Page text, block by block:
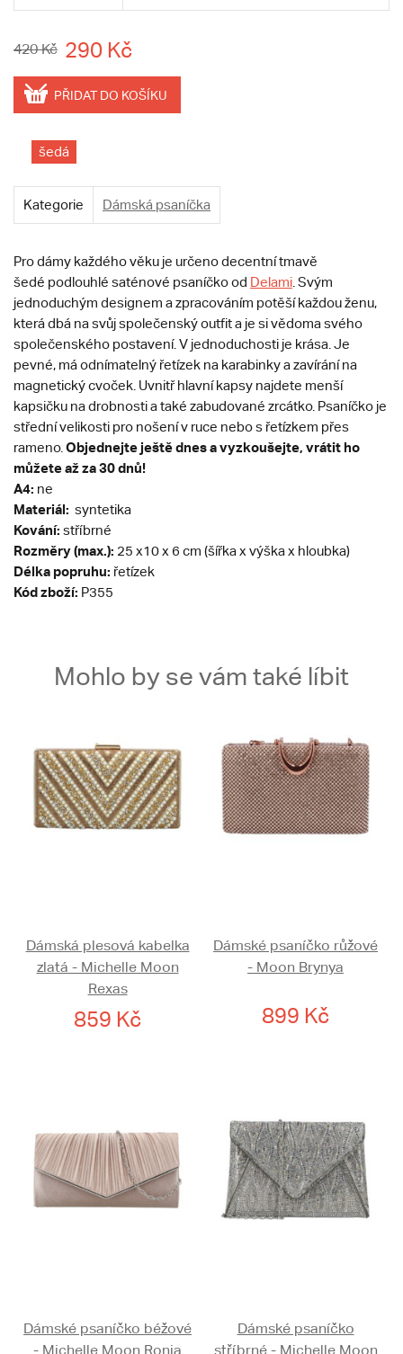
420 Kč 290 Kč
PŘIDAT DO KOŠÍKU
šedá
Kategorie Dámská psaníčka
Pro dámy každého věku je určeno decentní tmavě
šedé podlouhlé saténové psaníčko od Delami . Svým
jednoduchým designem a zpracováním potěší každou ženu,
která dbá na svůj společenský outfit a je si vědoma svého
společenského postavení. V jednoduchosti je krása. Je
pevné, má odnímatelný řetízek na karabinky a zavírání na
magnetický cvoček. Uvnitř hlavní kapsy najdete menší
kapsičku na drobnosti a také zabudované zrcátko. Psaníčko je
střední velikosti pro nošení v ruce nebo s řetízkem přes
rameno. Objednejte ještě dnes a vyzkoušejte, vrátit ho
můžete až za 30 dnů!
A4: ne
Materiál: syntetika
Kování: stříbrné
Rozměry (max.): 25 x10 x 6 cm (šířka x výška x hloubka)
Délka popruhu: řetízek
Kód zboží: P355
Mohlo by se vám také líbit
Dámská plesová kabelka
zlatá - Michelle Moon
Rexas
859 Kč
Dámské psaníčko růžové
- Moon Brynya
899 Kč
Dámské psaníčko béžové
- Michelle Moon Ronia
Dámské psaníčko
stříbrné - Michelle Moon